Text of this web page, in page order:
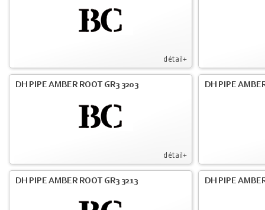
détail+
détail+
DH PIPE AMBER ROOT GR3 3203 DH PIPE
DH PIPE AMBER ROOT GR3 3213 DH PIPE